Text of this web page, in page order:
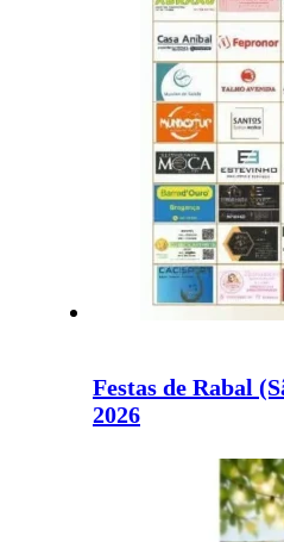
Festas de Rabal
2026